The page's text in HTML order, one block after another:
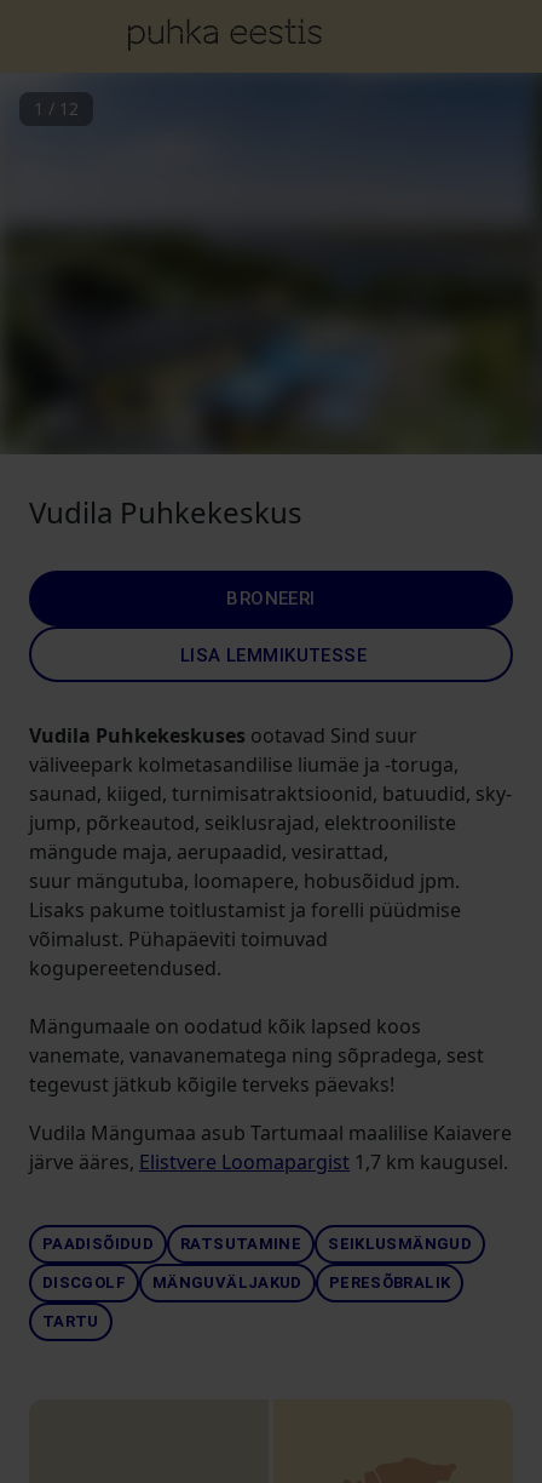
1 / 12
Vudila Puhkekeskus
BRONEERI
LISA LEMMIKUTESSE
Vudila Puhkekeskuses ootavad Sind suur
väliveepark kolmetasandilise liumäe ja -toruga,
saunad, kiiged, turnimisatraktsioonid, batuudid, sky-
jump, põrkeautod, seiklusrajad, elektrooniliste
mängude maja, aerupaadid, vesirattad,
suur mängutuba, loomapere, hobusõidud jpm.
Lisaks pakume toitlustamist ja forelli püüdmise
võimalust. Pühapäeviti toimuvad
kogupereetendused.
Mängumaale on oodatud kõik lapsed koos
vanemate, vanavanematega ning sõpradega, sest
tegevust jätkub kõigile terveks päevaks!
Vudila Mängumaa asub Tartumaal maalilise Kaiavere
järve ääres, Elistvere Loomapargist 1,7 km kaugusel.
PAADISÕIDUD RATSUTAMINE SEIKLUSMÄNGUD
DISCGOLF MÄNGUVÄLJAKUD PERESÕBRALIK
TARTU